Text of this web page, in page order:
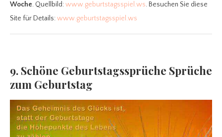
Woche. Quellbild:www.geburtstagsspiel.ws. Besuchen Sie diese
Site für Details:www.geburtstagsspiel.ws
9. Schöne Geburtstagssprüche Sprüche
zum Geburtstag